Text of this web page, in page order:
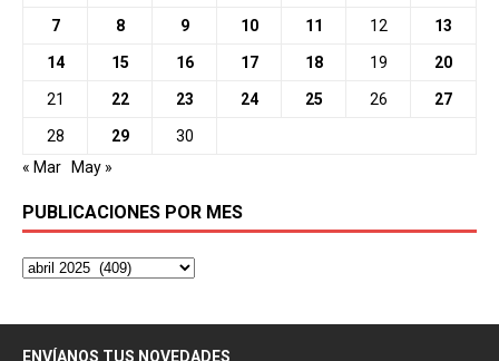
7 8 9 10 11 12 13
14 15 16 17 18 19 20
21 22 23 24 25 26 27
28 29
30
« Mar
May »
PUBLICACIONES POR MES
ENVÍANOS TUS NOVEDADES